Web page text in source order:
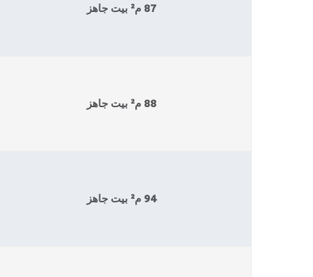
87 م² بيت جاهز
88 م² بيت جاهز
94 م² بيت جاهز